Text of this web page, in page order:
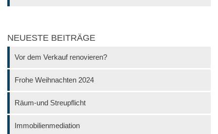
NEUESTE BEITRÄGE
Vor dem Verkauf renovieren?
Frohe Weihnachten 2024
Räum-und Streupflicht
Immobilienmediation